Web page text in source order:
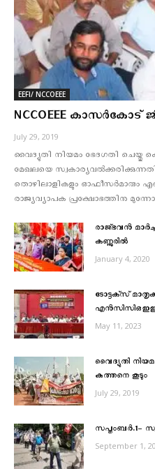
EEFI/ NCCOEEE
NCCOEEE
July 29, 2019
വൈദ്യുതി നിയമം ഭേദഗതി ചെയ്തു
മേഖലയെ
തൊഴിലാളികളും ഓഫീസര്‍മാരും
രാജ്യവ്യാപക പ്രക്ഷോഭത്തിനു
രാജ്ഭവന്‍
കണ്ണൂരില്‍
January 4, 2020
ടോട്ടക്‌സ്‌
May 11, 2023
വൈദ്യുതി നിയമ
കുത്തനെ കൂടും
July 29, 2019
സപ്തംബര്‍.1-
September 1,